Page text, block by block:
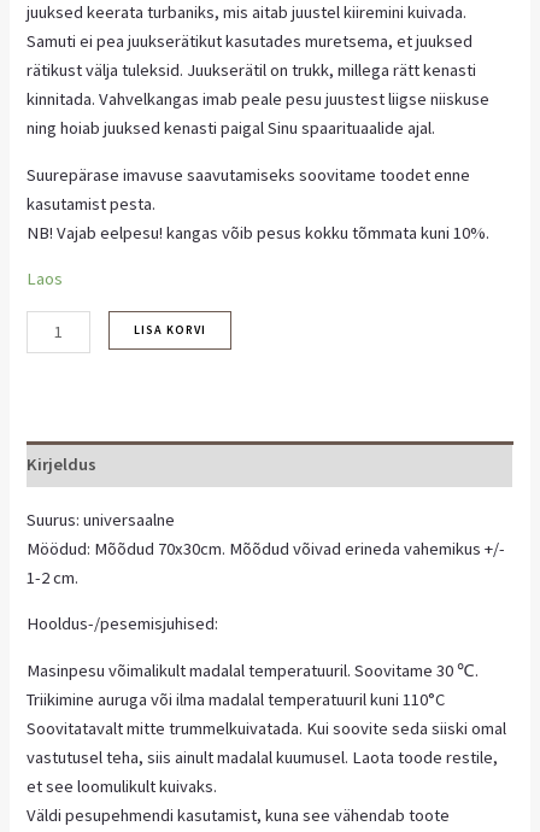
juuksed keerata turbaniks, mis aitab juustel kiiremini kuivada.
Samuti ei pea juukserätikut kasutades muretsema, et juuksed
rätikust välja tuleksid. Juukserätil on trukk, millega rätt kenasti
kinnitada. Vahvelkangas imab peale pesu juustest liigse niiskuse
ning hoiab juuksed kenasti paigal Sinu spaarituaalide ajal.
Suurepärase imavuse saavutamiseks soovitame toodet enne
kasutamist pesta.
NB! Vajab eelpesu! kangas võib pesus kokku tõmmata kuni 10%.
Laos
LISA KORVI
Kirjeldus
Suurus: universaalne
Möödud: Mõõdud 70x30cm. Mõõdud võivad erineda vahemikus +/-
1-2 cm.
Hooldus-/pesemisjuhised:
Masinpesu võimalikult madalal temperatuuril. Soovitame 30 ℃.
Triikimine auruga või ilma madalal temperatuuril kuni 110°C
Soovitatavalt mitte trummelkuivatada. Kui soovite seda siiski omal
vastutusel teha, siis ainult madalal kuumusel. Laota toode restile,
et see loomulikult kuivaks.
Väldi pesupehmendi kasutamist, kuna see vähendab toote